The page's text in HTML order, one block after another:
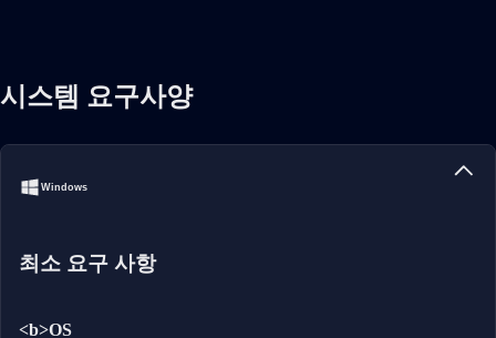
시스템 요구사양
Windows
최소 요구 사항
<b>OS